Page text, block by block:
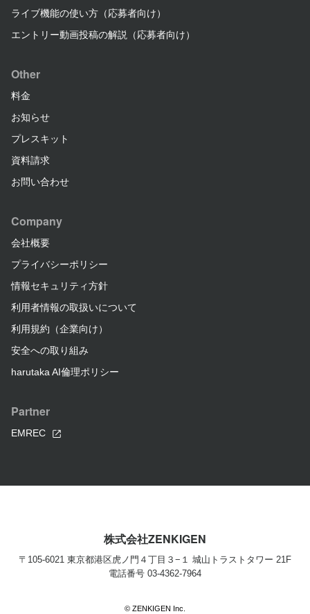
ライブ機能の使い方（応募者向け）
エントリー動画投稿の解説（応募者向け）
Other
料金
お知らせ
プレスキット
資料請求
お問い合わせ
Company
会社概要
プライバシーポリシー
情報セキュリティ方針
利用者情報の取扱いについて
利用規約（企業向け）
安全への取り組み
harutaka AI倫理ポリシー
Partner
EMREC
株式会社ZENKIGEN
〒105-6021 東京都港区虎ノ門４丁目３−１ 城山トラストタワー 21F
電話番号 03-4362-7964
© ZENKIGEN Inc.